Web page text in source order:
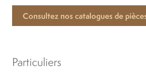
Consultez nos catalogues de
Particuliers